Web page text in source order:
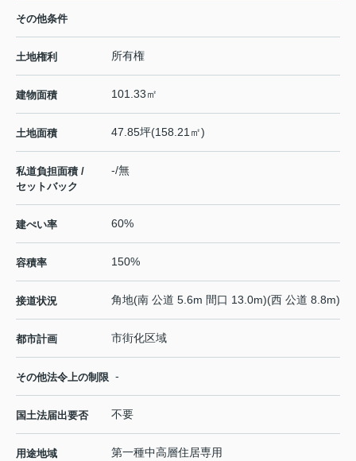
その他条件
土地権利 所有権
建物面積 101.33㎡
土地面積 47.85坪(158.21㎡)
私道負担面積 /
セットバック
-/無
建ぺい率 60%
容積率 150%
接道状況 角地(南 公道 5.6m 間口 13.0m)(西 公道 8.8m)
都市計画 市街化区域
その他法令上の制限 -
国土法届出要否 不要
用途地域 第一種中高層住居専用